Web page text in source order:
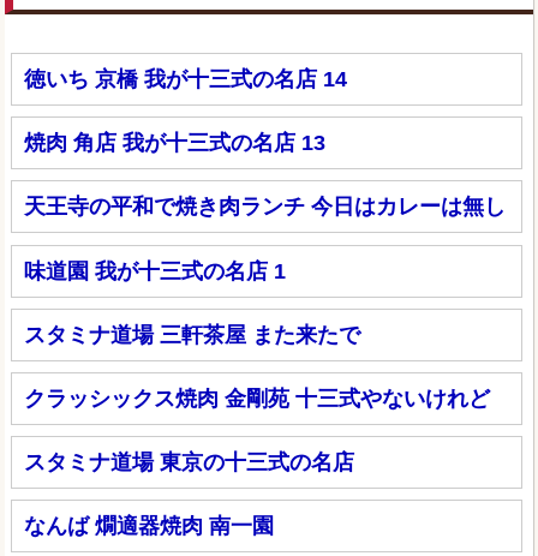
徳いち 京橋 我が十三式の名店 14
焼肉 角店 我が十三式の名店 13
天王寺の平和で焼き肉ランチ 今日はカレーは無し
味道園 我が十三式の名店 1
スタミナ道場 三軒茶屋 また来たで
クラッシックス焼肉 金剛苑 十三式やないけれど
スタミナ道場 東京の十三式の名店
なんば 燗適器焼肉 南一園